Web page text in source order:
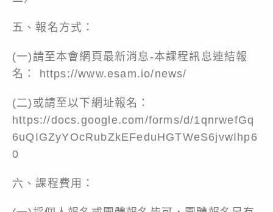
五、報名方式：
(一)請至本會網頁最新消息-本課程訊息連結報
名： https://www.esam.io/news/
(二)或請至以下網址報名：
https://docs.google.com/forms/d/1qnrwefGq
6uQIGZyYOcRubZkEFeduHGTWeS6jvwIhp6
0
六、課程費用：